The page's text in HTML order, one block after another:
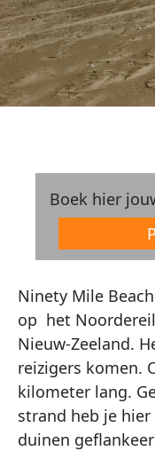
Boek hier
Ninety Mile
op het
Nieuw-Zeeland.
reizigers komen.
kilometer lang.
strand heb je
duinen